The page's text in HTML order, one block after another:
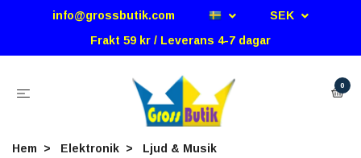
info@grossbutik.com
SEK
Frakt 59 kr / Leverans 4-7 dagar
0
Hem Elektronik
Ljud & Musik